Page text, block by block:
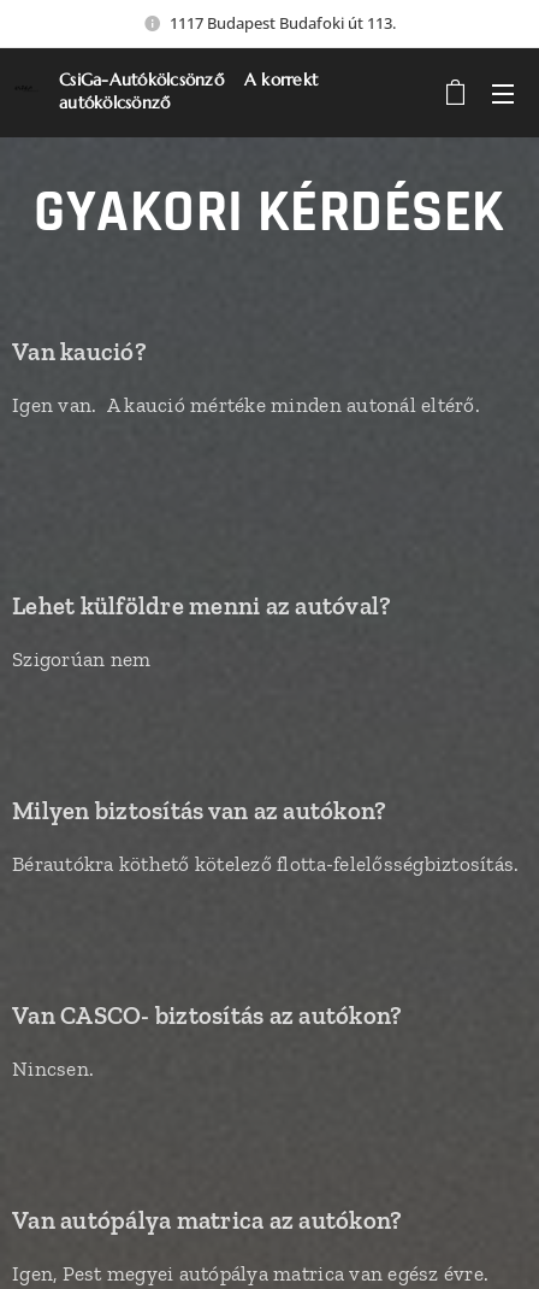
1117 Budapest Budafoki út 113.
CsiGa-Autókölcsönző A korrekt
autókölcsönző
GYAKORI KÉRDÉSEK
Van kaució?
Igen van. A kaució mértéke minden autonál eltérő.
Lehet külföldre menni az autóval?
Szigorúan nem
Milyen biztosítás van az autókon?
Bérautókra köthető kötelező flotta-felelősségbiztosítás.
Van CASCO- biztosítás az autókon?
Nincsen.
Van autópálya matrica az autókon?
Igen, Pest megyei autópálya matrica van egész évre.